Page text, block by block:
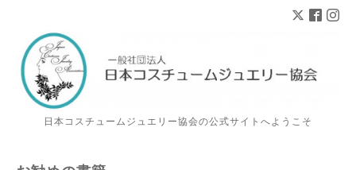
日本コスチュームジュエリー協会の公式サイトへようこそ